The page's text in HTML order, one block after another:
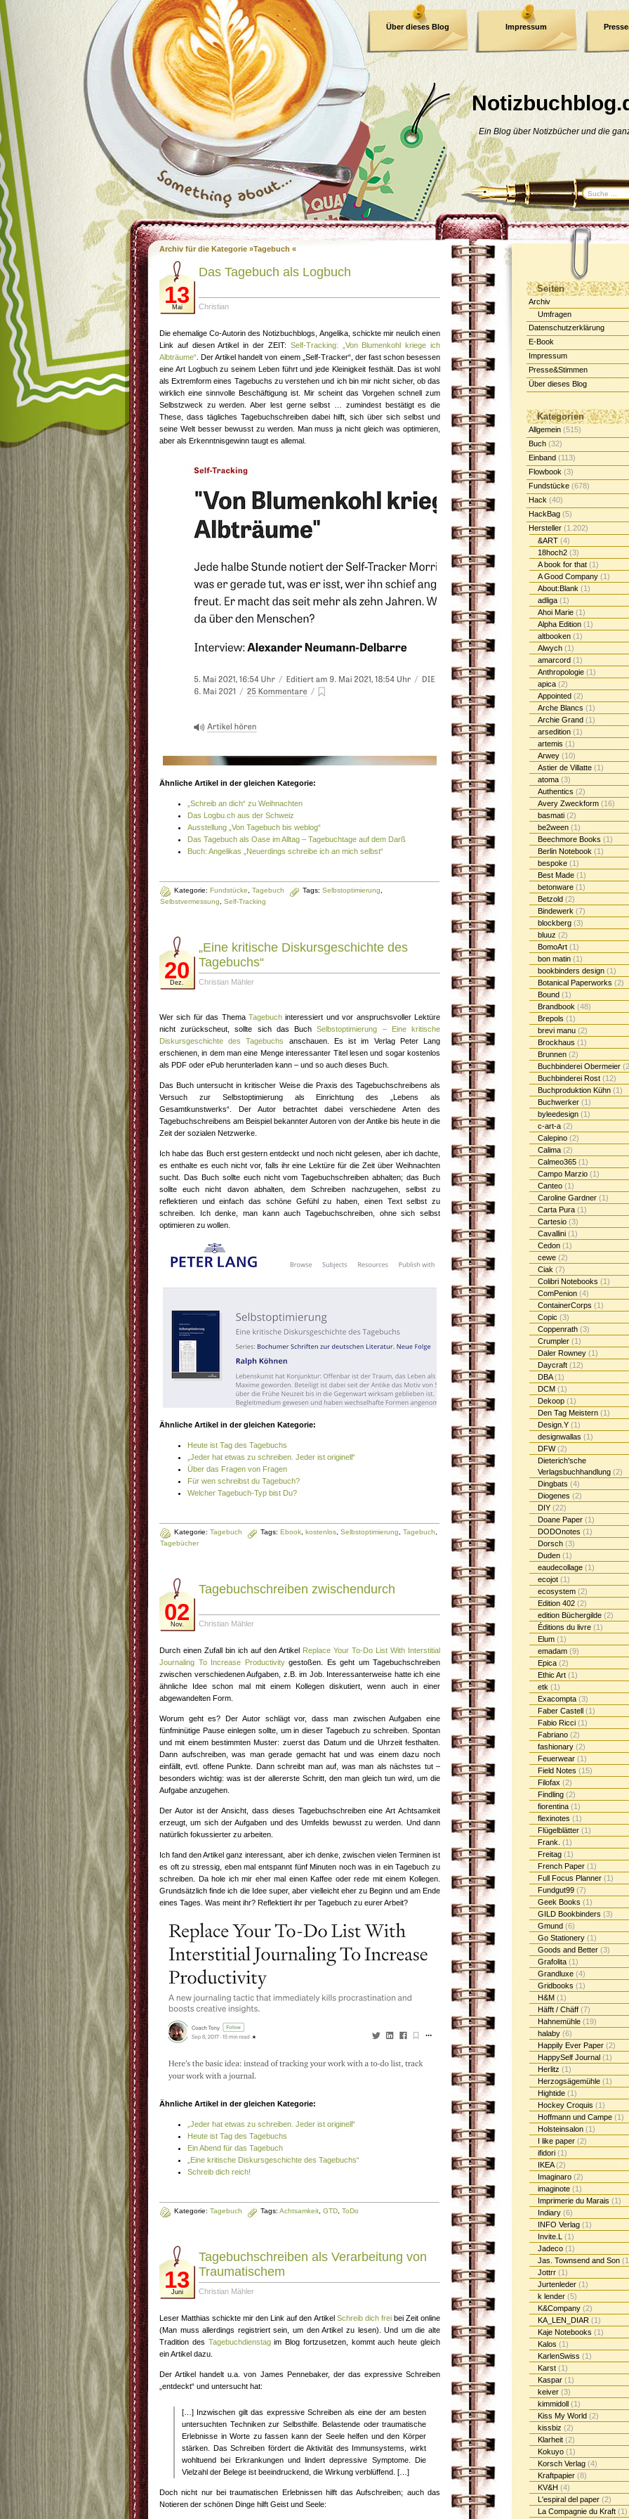
Ein Blog über Notizbücher und die
Über dieses Blog Impressum
Datenschutzerklärung
Archiv für die Kategorie »Tagebuch «
13
Mai
Das Tagebuch als Logbuch
Christian
Die ehemalige Co-Autorin des Notizbuchblogs, Angelika, schickte mir neulich einen
Link auf diesen Artikel in der ZEIT: Self-Tracking: „Von Blumenkohl kriege ich
Albträume“ . Der Artikel handelt von einem „Self-Tracker“, der fast schon besessen
eine Art Logbuch zu seinem Leben führt und jede Kleinigkeit festhält. Das ist wohl
als Extremform eines Tagebuchs zu verstehen und ich bin mir nicht sicher, ob das
wirklich eine sinnvolle Beschäftigung ist. Mir scheint das Vorgehen schnell zum
Selbstzweck zu werden. Aber lest gerne selbst … zumindest bestätigt es die
These, dass tägliches Tagebuchschreiben dabei hilft, sich über sich selbst und
seine Welt besser bewusst zu werden. Man muss ja nicht gleich was optimieren,
aber als Erkenntnisgewinn taugt es allemal.
Ähnliche Artikel in der gleichen Kategorie:
„Schreib an dich“ zu Weihnachten
Das Logbu.ch aus der Schweiz
Ausstellung „Von Tagebuch bis weblog“
Das Tagebuch als Oase im Alltag – Tagebuchtage auf dem Darß
Buch: Angelikas „Neuerdings schreibe ich an mich selbst“
Kategorie: Fundstücke Tagebuch Tags: Selbstoptimierung
Selbstvermessung
Self-Tracking
20
Dez.
„Eine kritische Diskursgeschichte des
Tagebuchs“
Christian Mähler
Wer sich für das Thema Tagebuch interessiert und vor anspruchsvoller Lektüre
nicht zurückscheut, sollte sich das BuchSelbstoptimierung – Eine kritische
Diskursgeschichte des Tagebuchs
anschauen. Es ist im Verlag Peter Lang
erschienen, in dem man eine Menge interessanter Titel lesen und sogar kostenlos
als PDF oder ePub herunterladen kann – und so auch dieses Buch.
Das Buch untersucht in kritischer Weise die Praxis des Tagebuchschreibens als
Versuch zur Selbstoptimierung als Einrichtung des „Lebens als
Gesamtkunstwerks“. Der Autor betrachtet dabei verschiedene Arten des
Tagebuchschreibens am Beispiel bekannter Autoren von der Antike bis heute in die
Zeit der sozialen Netzwerke.
Ich habe das Buch erst gestern entdeckt und noch nicht gelesen, aber ich dachte,
es enthalte es euch nicht vor, falls ihr eine Lektüre für die Zeit über Weihnachten
sucht. Das Buch sollte euch nicht vom Tagebuchschreiben abhalten; das Buch
sollte euch nicht davon abhalten, dem Schreiben nachzugehen, selbst zu
reflektieren und einfach das schöne Gefühl zu haben, einen Text selbst zu
schreiben. Ich denke, man kann auch Tagebuchschreiben, ohne sich selbst
optimieren zu wollen.
Ähnliche Artikel in der gleichen Kategorie:
Heute ist Tag des Tagebuchs
„Jeder hat etwas zu schreiben. Jeder ist originell“
Über das Fragen von Fragen
Für wen schreibst du Tagebuch?
Welcher Tagebuch-Typ bist Du?
Kategorie: Tagebuch Tags: Ebook kostenlos Selbstoptimierung Tagebuch
Tagebücher
02
Nov.
Tagebuchschreiben zwischendurch
Christian Mähler
Durch einen Zufall bin ich auf den Artikel Replace Your To-Do List With Interstitial
Journaling To Increase Productivitygestoßen. Es geht um Tagebuchschreiben
zwischen verschiedenen Aufgaben, z.B. im Job. Interessanterweise hatte ich eine
ähnliche Idee schon mal mit einem Kollegen diskutiert, wenn auch in einer
abgewandelten Form.
Worum geht es? Der Autor schlägt vor, dass man zwischen Aufgaben eine
fünfminütige Pause einlegen sollte, um in dieser Tagebuch zu schreiben. Spontan
und mit einem bestimmten Muster: zuerst das Datum und die Uhrzeit festhalten.
Dann aufschreiben, was man gerade gemacht hat und was einem dazu noch
einfällt, evtl. offene Punkte. Dann schreibt man auf, was man als nächstes tut –
besonders wichtig: was ist der allererste Schritt, den man gleich tun wird, um die
Aufgabe anzugehen.
Der Autor ist der Ansicht, dass dieses Tagebuchschreiben eine Art Achtsamkeit
erzeugt, um sich der Aufgaben und des Umfelds bewusst zu werden. Und dann
natürlich fokussierter zu arbeiten.
Ich fand den Artikel ganz interessant, aber ich denke, zwischen vielen Terminen ist
es oft zu stressig, eben mal entspannt fünf Minuten noch was in ein Tagebuch zu
schreiben. Da hole ich mir eher mal einen Kaffee oder rede mit einem Kollegen.
Grundsätzlich finde ich die Idee super, aber vielleicht eher zu Beginn und am Ende
eines Tages. Was meint ihr? Reflektiert ihr per Tagebuch zu eurer Arbeit?
Ähnliche Artikel in der gleichen Kategorie:
„Jeder hat etwas zu schreiben. Jeder ist originell“
Heute ist Tag des Tagebuchs
Ein Abend für das Tagebuch
„Eine kritische Diskursgeschichte des Tagebuchs“
Schreib dich reich!
Kategorie: Tagebuch Tags: Achtsamkeit GTD ToDo
13
Juni
Tagebuchschreiben als Verarbeitung von
Traumatischem
Christian Mähler
Leser Matthias schickte mir den Link auf den Artikel Schreib dich freibei Zeit online
(Man muss allerdings registriert sein, um den Artikel zu lesen). Und um die alte
Tradition des Tagebuchdienstagim Blog fortzusetzen, kommt auch heute gleich
ein Artikel dazu.
Der Artikel handelt u.a. von James Pennebaker, der das expressive Schreiben
„entdeckt“ und untersucht hat:
[…] Inzwischen gilt das expressive Schreiben als eine der am besten
untersuchten Techniken zur Selbsthilfe. Belastende oder traumatische
Erlebnisse in Worte zu fassen kann der Seele helfen und den Körper
stärken. Das Schreiben fördert die Aktivität des Immunsystems, wirkt
wohltuend bei Erkrankungen und lindert depressive Symptome. Die
Vielzahl der Belege ist beeindruckend, die Wirkung verblüffend. […]
Doch nicht nur bei traumatischen Erlebnissen hilft das Aufschreiben; auch das
Notieren der schönen Dinge hilft Geist und Seele:
Seiten
Archiv
Umfragen
Datenschutzerklärung
E-Book
Impressum
Presse&Stimmen
Über dieses Blog
Kategorien
Allgemein (515)
Buch (32)
Einband (113)
Flowbook (3)
Fundstücke (678)
Hack (40)
HackBag (5)
Hersteller (1.202)
&ART (4)
18hoch2 (3)
A book for that (1)
A Good Company (1)
About:Blank (1)
adliga (1)
Ahoi Marie (1)
Alpha Edition (1)
altbooken (1)
Alwych (1)
amarcord (1)
Anthropologie (1)
apica (2)
Appointed (2)
Arche Blancs (1)
Archie Grand (1)
arsedition (1)
artemis (1)
Arwey (10)
Astier de Villatte (1)
atoma (3)
Authentics (2)
Avery Zweckform (16)
basmati (2)
be2ween (1)
Beechmore Books (1)
Berlin Notebook (1)
bespoke (1)
Best Made (1)
betonware (1)
Betzold (2)
Bindewerk (7)
blockberg (3)
bluuz (2)
BomoArt (1)
bon matin (1)
bookbinders design (1)
Botanical Paperworks (2)
Bound (1)
Brandbook (48)
Brepols (1)
brevi manu (2)
Brockhaus (1)
Brunnen (2)
Buchbinderei Obermeier
Buchbinderei Rost (12)
Buchproduktion Kühn (1)
Buchwerker (1)
byleedesign (1)
c-art-a (2)
Calepino (2)
Calima (2)
Calmeo365 (1)
Campo Marzio (1)
Canteo (1)
Caroline Gardner (1)
Carta Pura (1)
Cartesio (3)
Cavallini (1)
Cedon (1)
cewe (2)
Ciak (7)
Colibri Notebooks (1)
ComPenion (4)
ContainerCorps (1)
Copic (3)
Coppenrath (3)
Crumpler (1)
Daler Rowney (1)
Daycraft (12)
DBA(1)
DCM (1)
Dekoop (1)
Den Tag Meistern (1)
Design.Y (1)
designwallas (1)
DFW(2)
Dieterich'sche
Verlagsbuchhandlung (2)
Dingbats (4)
Diogenes (2)
DIY (22)
Doane Paper (1)
DODOnotes (1)
Dorsch (3)
Duden (1)
eaudecollage (1)
ecojot (1)
ecosystem (2)
Edition 402 (2)
edition Büchergilde (2)
Éditions du livre (1)
Elum (1)
emadam (9)
Epica (2)
Ethic Art (1)
etk (1)
Exacompta (3)
Faber Castell (1)
Fabio Ricci (1)
Fabriano (2)
fashionary (2)
Feuerwear (1)
Field Notes (15)
Filofax (2)
Findling (2)
fiorentina (1)
flexinotes (1)
Flügelblätter (1)
Frank. (1)
Freitag (1)
French Paper (1)
Full Focus Planner (1)
Fundgut99 (7)
Geek Books (1)
GILD Bookbinders (3)
Gmund (6)
Go Stationery (1)
Goods and Better (3)
Grafolita (1)
Grandluxe (4)
Gridbooks (1)
H&M (1)
Häfft / Chäff (7)
Hahnemühle (19)
halaby (6)
Happily Ever Paper (2)
HappySelf Journal (1)
Herlitz (1)
Herzogsägemühle (1)
Hightide (1)
Hockey Croquis (1)
Hoffmann und Campe (1)
Holsteinsalon (1)
I like paper (2)
ifidori (1)
IKEA(2)
Imaginaro (2)
imaginote (1)
Imprimerie du Marais (1)
Indiary (6)
INFO Verlag (1)
Invite.L (1)
Jadeco (1)
Jas. Townsend and Son
Jottrr (1)
Jurtenleder (1)
k lender (5)
K&Company (2)
KA_LEN_DIAR (1)
Kaje Notebooks (1)
Kalos (1)
KarlenSwiss (1)
Karst (1)
Kaspar (1)
keiver (3)
kimmidoll (1)
Kiss My World (2)
kissbiz (2)
Klarheit (2)
Kokuyo (1)
Korsch Verlag (4)
Kraftpapier (8)
KV&H (4)
L'espiral del paper (2)
La Compagnie du Kraft (1)